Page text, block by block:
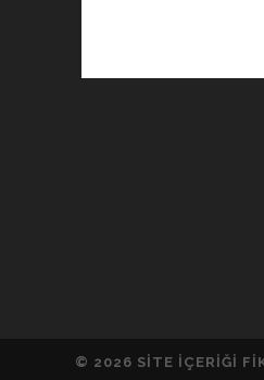
© 2026 SITE IÇERIĞI